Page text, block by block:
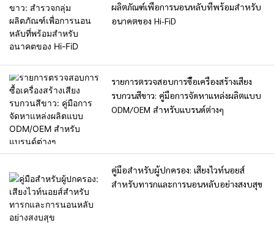
ผลิตภัณฑ์เพื่อการนอนหลับที่พร้อมสำหรับ
อนาคตของ Hi-FiD
รายการตรวจสอบการซื้อเครื่องสร้างเสียง
รบกวนสีขาว: คู่มือการจัดหาแหล่งผลิตแบบ
ODM/OEM สำหรับแบรนด์ต่างๆ
คู่มือสำหรับผู้ปกครอง: เสียงไวท์นอยส์
สำหรับทารกและการนอนหลับอย่างสงบสุข